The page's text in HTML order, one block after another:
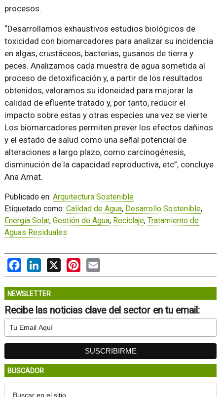
procesos.
Desarrollamos exhaustivos estudios biológicos de
toxicidad con biomarcadores para analizar su incidencia
en algas, crustáceos, bacterias, gusanos de tierra y
peces. Analizamos cada muestra de agua sometida al
proceso de detoxificación y, a partir de los resultados
obtenidos, valoramos su idoneidad para mejorar la
calidad de efluente tratado y, por tanto, reducir el
impacto sobre estas y otras especies una vez se vierte.
Los biomarcadores permiten prever los efectos dañinos
y el estado de salud como una señal potencial de
alteraciones a largo plazo, como carcinogénesis,
disminución de la capacidad reproductiva, etc , concluye
Ana Amat.
Publicado en: Arquitectura Sostenible
Etiquetado como: Calidad de Agua, Desarrollo Sostenible,
Energía Solar, Gestión de Agua, Reciclaje, Tratamiento de
Aguas Residuales
FacebookLinkedIn
X PinterestEmail
NEWSLETTER
Recibe las noticias clave del sector en tu email:
BUSCADOR